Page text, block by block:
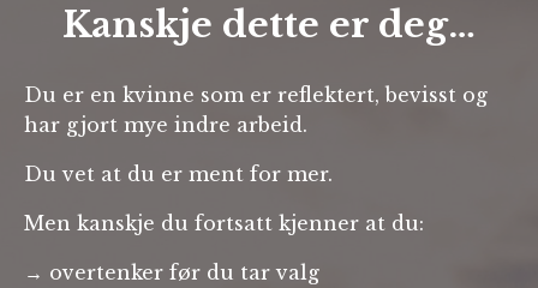
Kanskje dette er deg…
Du er en kvinne som er reflektert, bevisst og
har gjort mye indre arbeid.
Du vet at du er ment for mer.
Men kanskje du fortsatt kjenner at du:
→ overtenker før du tar valg